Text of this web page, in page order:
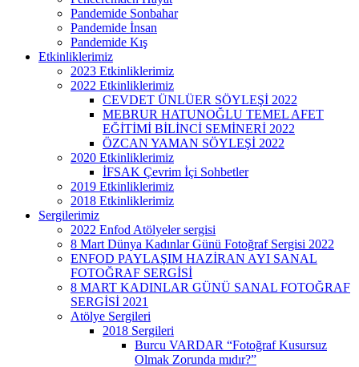
Pandemide Sonbahar
Pandemide İnsan
Pandemide Kış
Etkinliklerimiz
2023 Etkinliklerimiz
2022 Etkinliklerimiz
CEVDET ÜNLÜER SÖYLEŞİ 2022
MEBRUR HATUNOĞLU TEMEL AFET
EĞİTİMİ BİLİNCİ SEMİNERİ 2022
ÖZCAN YAMAN SÖYLEŞİ 2022
2020 Etkinliklerimiz
İFSAK Çevrim İçi Sohbetler
2019 Etkinliklerimiz
2018 Etkinliklerimiz
Sergilerimiz
2022 Enfod Atölyeler sergisi
8 Mart Dünya Kadınlar Günü Fotoğraf Sergisi 2022
ENFOD PAYLAŞIM HAZİRAN AYI SANAL
FOTOĞRAF SERGİSİ
8 MART KADINLAR GÜNÜ SANAL FOTOĞRAF
SERGİSİ 2021
Atölye Sergileri
2018 Sergileri
Burcu VARDAR “Fotoğraf Kusursuz
Olmak Zorunda mıdır?”